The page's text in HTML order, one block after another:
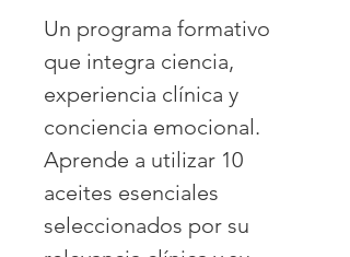
Un programa formativo
que integra ciencia,
experiencia clínica y
conciencia emocional.
Aprende a utilizar 10
aceites esenciales
seleccionados por su